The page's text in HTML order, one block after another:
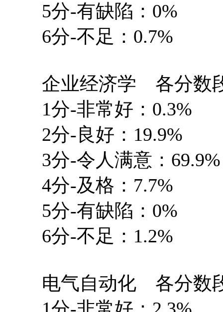
5分-有缺陷：0%
6分-不足：0.7%
企业经济学 各分数
1分-非常好：0.3%
2分-良好：19.9%
3分-令人满意：69.9%
4分-及格：7.7%
5分-有缺陷：0%
6分-不足：1.2%
电气自动化 各分数